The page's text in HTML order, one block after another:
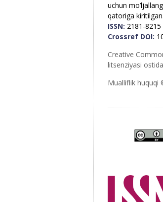
uchun
qatoriga kiritilgan.
ISSN: 2181-8215
Crossref DOI:
Creative
litsenziyasi
Mualliflik huquqi